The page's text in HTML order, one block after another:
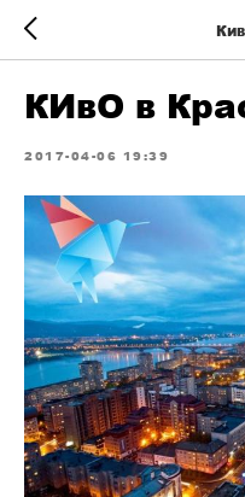
КИвО в
2017-04-06 19:39